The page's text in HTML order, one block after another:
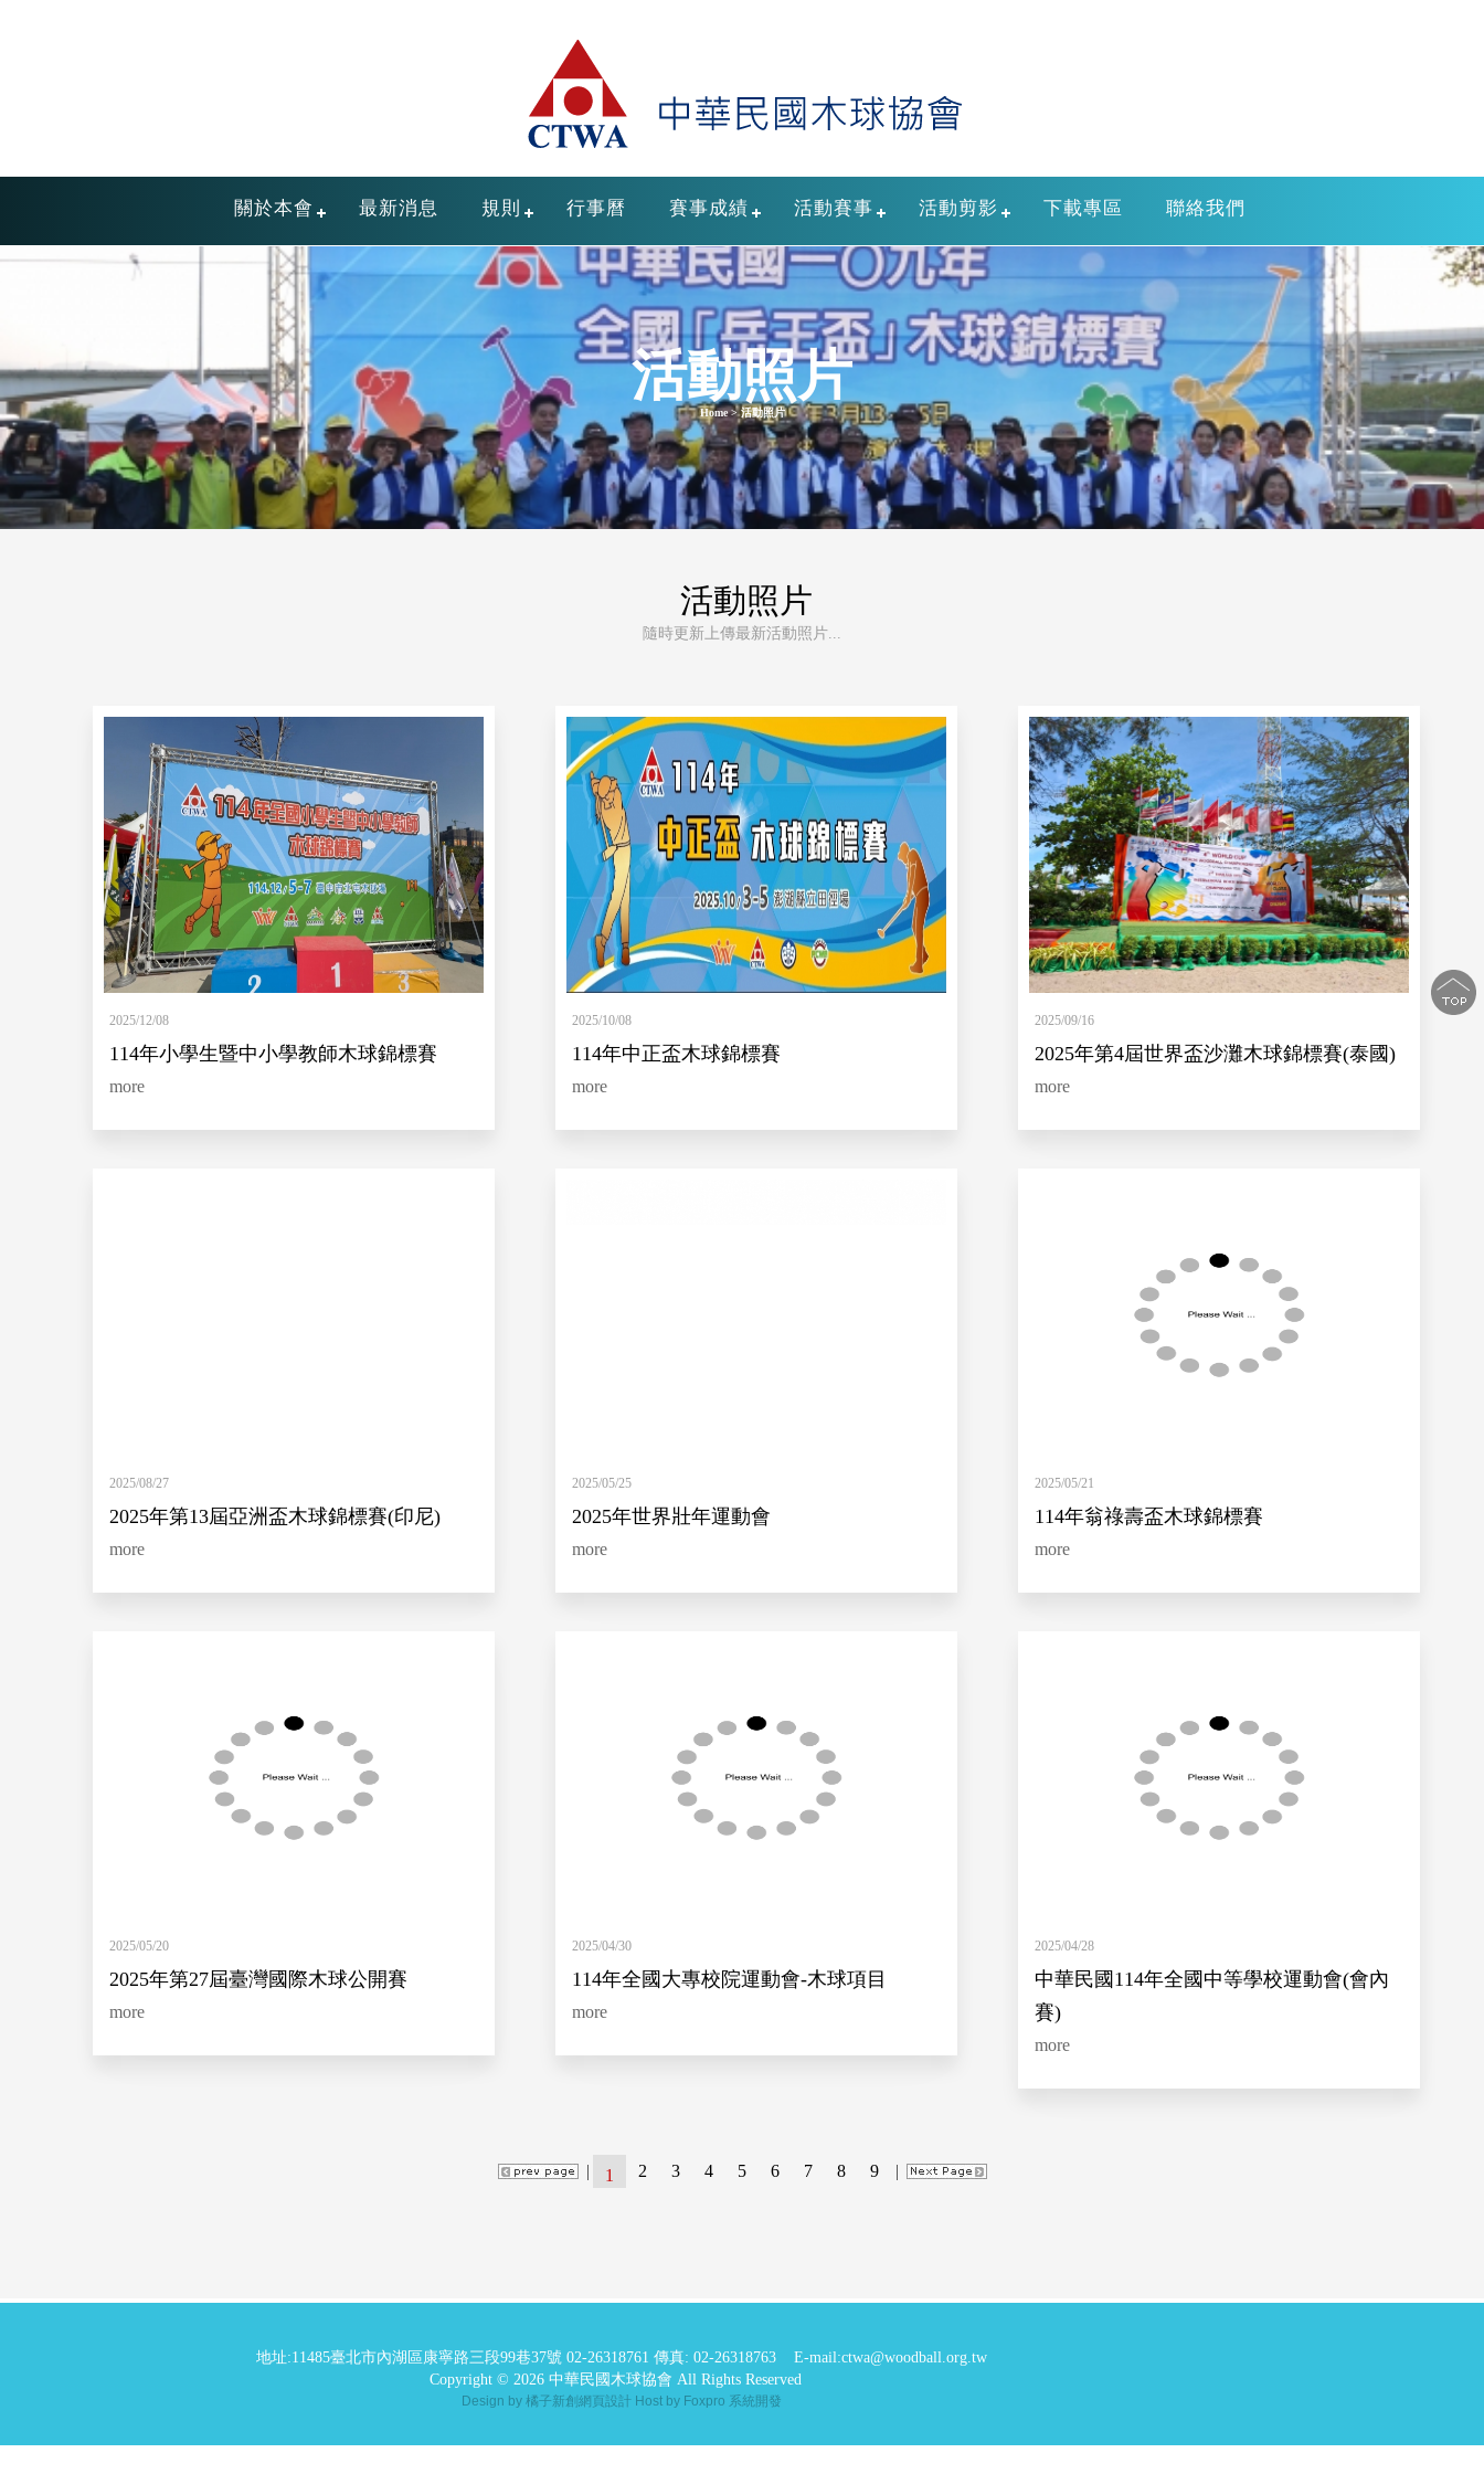
關於本會 最新消息 規則 行事曆 賽事成績 活動賽事 活動剪影 下載專區 聯絡我們
活動照片
Home > 活動照片
活動照片
隨時更新上傳最新活動照片...
2025/12/08
114年小學生暨中小學教師木球錦標賽
more
2025/10/08
114年中正盃木球錦標賽
more
2025/09/16
2025年第4屆世界盃沙灘木球錦標賽(泰國)
more
2025/08/27
2025年第13屆亞洲盃木球錦標賽(印尼)
more
2025/05/25
2025年世界壯年運動會
more
2025/05/21
114年翁祿壽盃木球錦標賽
more
2025/05/20
2025年第27屆臺灣國際木球公開賽
more
2025/04/30
114年全國大專校院運動會-木球項目
more
2025/04/28
中華民國114年全國中等學校運動會(會內
賽)
more
| 1 2 3 4 5 6 7 8 9 |
地址:11485臺北市內湖區康寧路三段99巷37號02-26318761 傳真: 02-26318763E-mail:ctwa@woodball.org.tw
Copyright © 2026 中華民國木球協會 All Rights Reserved
Design by 橘子新創網頁設計 Host by Foxpro 系統開發